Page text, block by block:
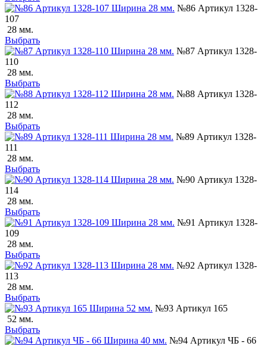
№86 Артикул 1328-
107
28 мм.
Выбрать
№87 Артикул 1328-
110
28 мм.
Выбрать
№88 Артикул 1328-
112
28 мм.
Выбрать
№89 Артикул 1328-
111
28 мм.
Выбрать
№90 Артикул 1328-
114
28 мм.
Выбрать
№91 Артикул 1328-
109
28 мм.
Выбрать
№92 Артикул 1328-
113
28 мм.
Выбрать
№93 Артикул 165
52 мм.
Выбрать
№94 Артикул ЧБ - 66